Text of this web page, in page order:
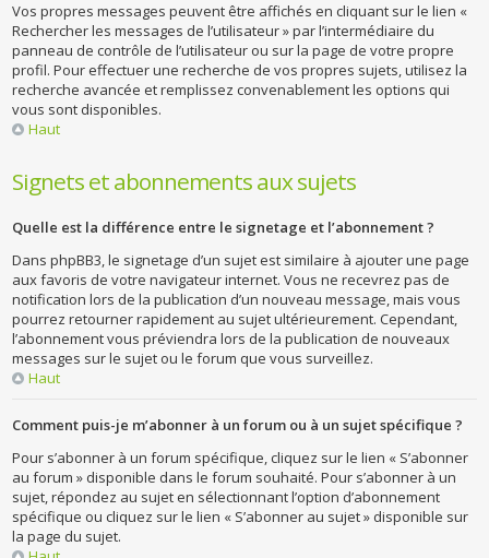
Vos propres messages peuvent être affichés en cliquant sur le lien «
Rechercher les messages de l’utilisateur » par l’intermédiaire du
panneau de contrôle de l’utilisateur ou sur la page de votre propre
profil. Pour effectuer une recherche de vos propres sujets, utilisez la
recherche avancée et remplissez convenablement les options qui
vous sont disponibles.
Haut
Signets et abonnements aux sujets
Quelle est la différence entre le signetage et l’abonnement ?
Dans phpBB3, le signetage d’un sujet est similaire à ajouter une page
aux favoris de votre navigateur internet. Vous ne recevrez pas de
notification lors de la publication d’un nouveau message, mais vous
pourrez retourner rapidement au sujet ultérieurement. Cependant,
l’abonnement vous préviendra lors de la publication de nouveaux
messages sur le sujet ou le forum que vous surveillez.
Haut
Comment puis-je m’abonner à un forum ou à un sujet spécifique ?
Pour s’abonner à un forum spécifique, cliquez sur le lien « S’abonner
au forum » disponible dans le forum souhaité. Pour s’abonner à un
sujet, répondez au sujet en sélectionnant l’option d’abonnement
spécifique ou cliquez sur le lien « S’abonner au sujet » disponible sur
la page du sujet.